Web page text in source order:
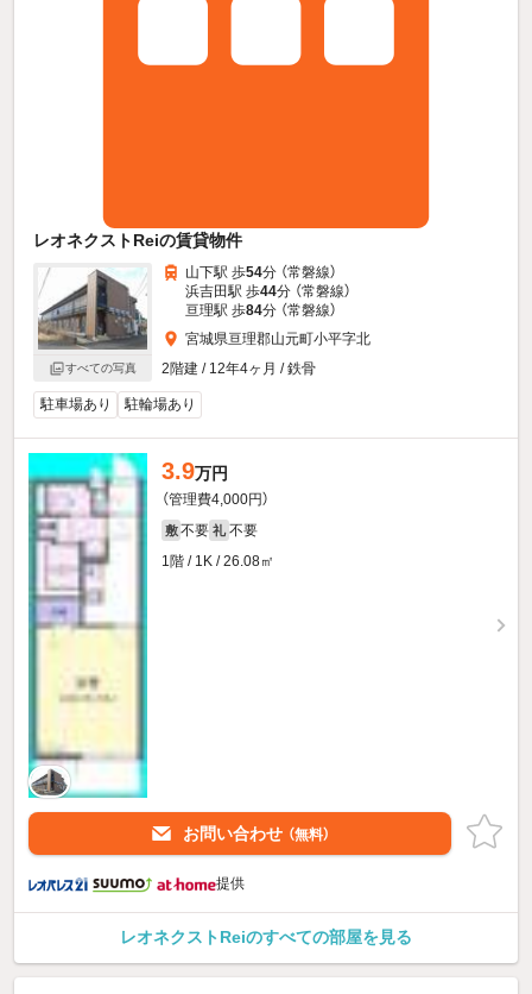
レオネクストReiの賃貸物件
すべての写真
山下駅 歩54分 （常磐線）
浜吉田駅 歩44分 （常磐線）
亘理駅 歩84分 （常磐線）
宮城県亘理郡山元町小平字北
2階建 / 12年4ヶ月 / 鉄骨
駐車場あり 駐輪場あり
3.9万円
（管理費4,000円）
敷 不要 礼 不要
1階 / 1K / 26.08㎡
お問い合わせ （無料）
提供
レオネクストReiのすべての部屋を見る